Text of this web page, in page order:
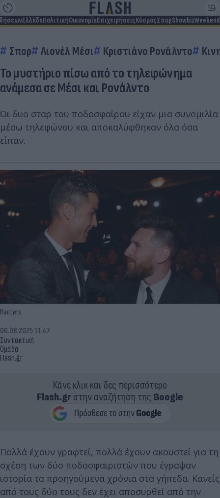
ΕλλάδαΠολιτικήΟικονομίαΕπιχειρήσειςΚόσμοςΣπορShowbizWeekend
Σπορ Λιονέλ Μέσι Κριστιάνο Ρονάλντο
Το μυστήριο πίσω από το τηλεφώνημα
ανάμεσα σε Μέσι και Ρονάλντο
Οι δυο σταρ του ποδοσφαίρου είχαν μια συνομιλία
μέσω τηλεφώνου και αποκαλύφθηκαν όλα όσα
είπαν.
Reuters
Συντακτική
Ομάδα
Flash.gr
06.08.2025 11:47
Κάνε κλικ και δες περισσότερο
Flash.grστην αναζήτηση της Google
Πολλά έχουν γραφτεί, πολλά έχουν ακουστεί για τη
σχέση των δύο ποδοσφαιριστών που έγραψαν
ιστορία τα προηγούμενα χρόνια στα γήπεδα. Κανείς
από τους δύο τους δεν έχει αποσυρθεί από την